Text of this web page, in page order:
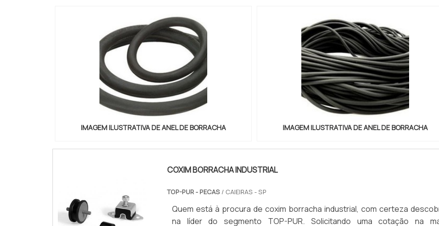
IMAGEM ILUSTRATIVA DE ANEL DE BORRACHA IMAGEM ILUSTRATIVA DE ANEL DE BORRACHA
COXIM BORRACHA INDUSTRIAL
TOP-PUR - PECAS/ CAIEIRAS - SP
Quem está à procura de coxim borracha industrial, com certeza
na líder do segmento TOP-PUR. Solicitando uma cotação na